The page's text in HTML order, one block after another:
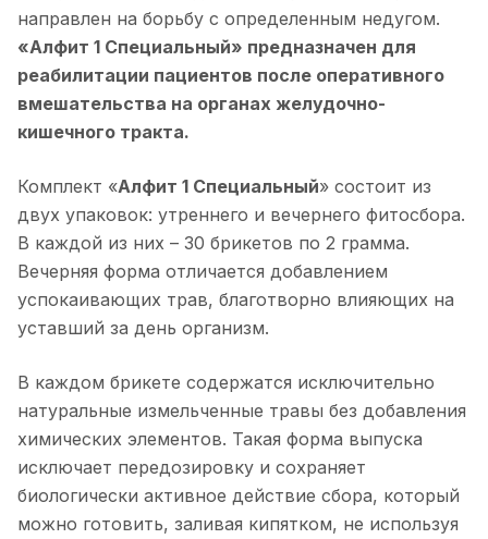
направлен на борьбу с определенным недугом.
«Алфит 1 Специальный» предназначен для
реабилитации пациентов после оперативного
вмешательства на органах желудочно-
кишечного тракта.
Комплект «Алфит 1 Специальный» состоит из
двух упаковок: утреннего и вечернего фитосбора.
В каждой из них – 30 брикетов по 2 грамма.
Вечерняя форма отличается добавлением
успокаивающих трав, благотворно влияющих на
уставший за день организм.
В каждом брикете содержатся исключительно
натуральные измельченные травы без добавления
химических элементов. Такая форма выпуска
исключает передозировку и сохраняет
биологически активное действие сбора, который
можно готовить, заливая кипятком, не используя